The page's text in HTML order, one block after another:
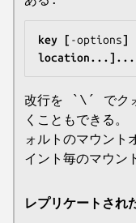
key [ -options]
location...]...
改行を `\´ でクォ
くこともできる。
ォルトのマウント
イント毎のマウン
レプリケートされ